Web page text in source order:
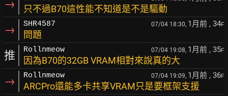
→ 只不過B70這性能不知道是不是驅動
→ SHR4587 07/04 18:30, 1月前 , 34F
問題
推 Rollnmeow 07/04 19:08, 1月前 , 35F
因為B70的32GB VRAM相對來說真的大
→ Rollnmeow 07/04 19:09, 1月前 , 36F
ARCPro還能多卡共享VRAM只是要框架支援